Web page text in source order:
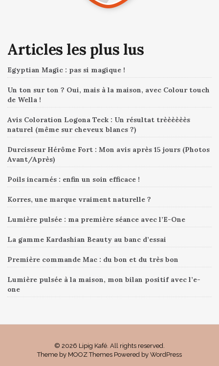
Articles les plus lus
Egyptian Magic : pas si magique !
Un ton sur ton ? Oui, mais à la maison, avec Colour touch
de Wella !
Avis Coloration Logona Teck : Un résultat trèèèèèès
naturel (même sur cheveux blancs ?)
Durcisseur Hérôme Fort : Mon avis après 15 jours (Photos
Avant/Après)
Poils incarnés : enfin un soin efficace !
Korres, une marque vraiment naturelle ?
Lumière pulsée : ma première séance avec l’E-One
La gamme Kardashian Beauty au banc d’essai
Première commande Mac : du bon et du très bon
Lumière pulsée à la maison, mon bilan positif avec l’e-
one
© 2026 Lipig Kafé. All rights reserved.
Theme by MOOZ Themes Powered by WordPress